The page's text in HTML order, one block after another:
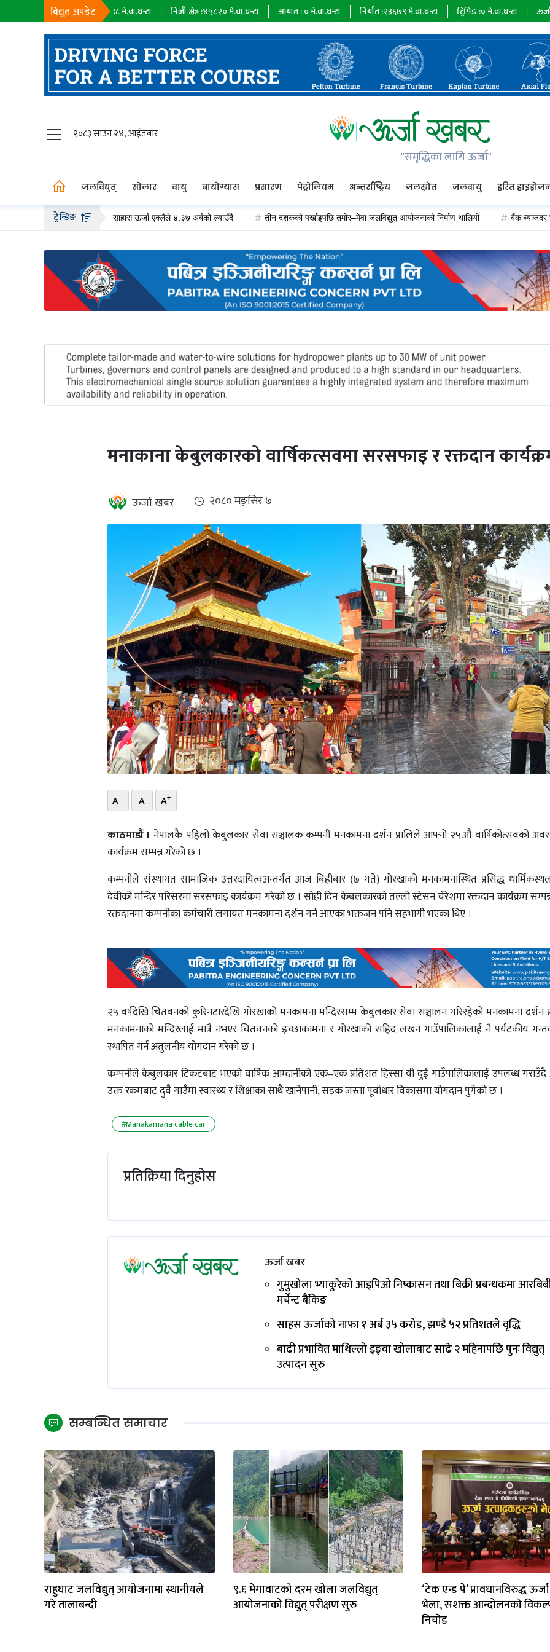
विद्युत अपडेट
सहायक कम्पनी :१८३९८मे.वा.घन्टा निजी क्षेत्र : ४५८२०मे.वा.घन्टा आयात : मे.वा.घन्टा निर्यात : २३६७९मे.वा.घन्टा ट्रिपिङ : मे.वा.घन्टा ऊर्जा माग :
२०८३ साउन २४, आईतबार
"समृद्धिका लागि ऊर्जा"
जलविद्युत् सोलार वायु बायोग्यास प्रसारण पेट्रोलियम अन्तर्राष्ट्रिय जलस्रोत जलवायु हरित
वायु
बायोग्यास
पेट्रोलियम
अन्तर्राष्ट्रिय
जलवायु
ट्रेन्डिङ
हकप्रद सेयर जारी गर्दै, साहास ऊर्जा एक्लैले ४.३७ अर्बको ल्याउँदै तीन दशकको पर्खाइपछि तमोर–मेवा जलविद्युत् आयोजनाको निर्माण थालियो बैंक ब्याजदर घट्दा
मनाकाना केबुलकारको वार्षिकत्सवमा सरसफाइ र रक्तदान
ऊर्जा खबर २०८० मङ्सिर ७
A - A A+
काठमाडौं ।नेपालकै पहिलो केबुलकार सेवा सञ्चालक कम्पनी मनकामना दर्शन प्रालिले आफ्नो २५औं वार्षिकोत्सवको
कार्यक्रम सम्पन्न गरेको छ ।
कम्पनीले संस्थागत सामाजिक उत्तरदायित्वअन्तर्गत आज बिहीबार (७ गते) गोरखाको मनकामनास्थित प्रसिद्ध
देवीको मन्दिर परिसरमा सरसफाइ कार्यक्रम गरेको छ । सोही दिन केबलकारको तल्लो स्टेसन चेरेशमा रक्तदान कार्यक्रम
रक्तदानमा कम्पनीका कर्मचारी लगायत मनकामना दर्शन गर्न आएका भक्तजन पनि सहभागी भएका थिए ।
२५ वर्षदेखि चितवनको कुरिनटारदेखि गोरखाको मनकामना मन्दिरसम्म केबुलकार सेवा सञ्चालन गरिरहेको मनकामना दर्शन
मनकामनाको मन्दिरलाई मात्रै नभएर चितवनको इच्छाकामना र गोरखाको सहिद लखन गाउँपालिकालाई नै पर्यटकीय
स्थापित गर्न अतुलनीय योगदान गरेको छ ।
कम्पनीले केबुलकार टिकटबाट भएको वार्षिक आम्दानीको एक–एक प्रतिशत हिस्सा यी दुई गाउँपालिकालाई उपलब्ध
उक्त रकमबाट दुवै गाउँमा स्वास्थ्य र शिक्षाका साथै खानेपानी, सडक जस्ता पूर्वाधार विकासमा योगदान पुगेको छ ।
#Manakamana cable car
प्रतिक्रिया दिनुहोस
ऊर्जा खबर
गुमुखोला भ्याकुरेको आइपिओ निष्कासन तथा बिक्री प्रबन्धकमा
मर्चेन्ट बैंकिङ
साहस ऊर्जाको नाफा १ अर्ब ३५ करोड, झण्डै ५२ प्रतिशतले वृद्धि
बाढी प्रभावित माथिल्लो इङ्‌वा खोलाबाट साढे २ महिनापछि पुनः विद्युत्
उत्पादन सुरु
सम्बन्धित समाचार
राहुघाट जलविद्युत् आयोजनामा स्थानीयले
गरे तालाबन्दी
९.६ मेगावाटको दरम खोला जलविद्युत्
आयोजनाको विद्युत् परीक्षण सुरु
‘टेक एन्ड पे’ प्रावधानविरुद्ध
भेला, सशक्त आन्दोलनकाे
निचाेड